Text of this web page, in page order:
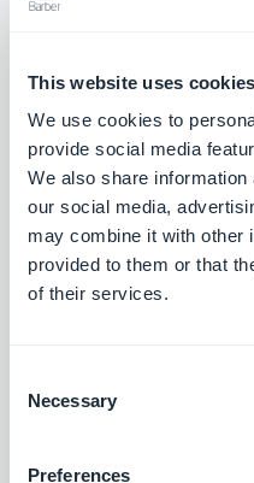
This website uses cookies
We use cookies to
provide social media
We also share
our social media,
may combine it with other
provided to them or that
of their services.
Selection
Necessary
Preferences
Meta Pixel
Integrer
Pixel) og
din app for
adfærd og
Gratis